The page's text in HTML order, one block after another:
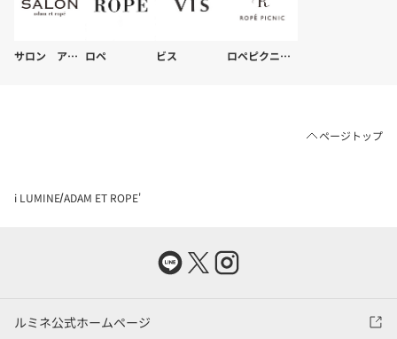
ADAM ET ROPE'
サロン アダム エ ロペ ロペ ビス ロペピクニック
ページトップ
i LUMINE ADAM ET ROPE'
ルミネ公式ホームページ